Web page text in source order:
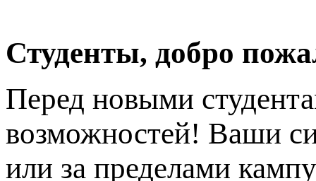
Студенты, добро
Перед новыми
возможностей! Ваши
или за пределами